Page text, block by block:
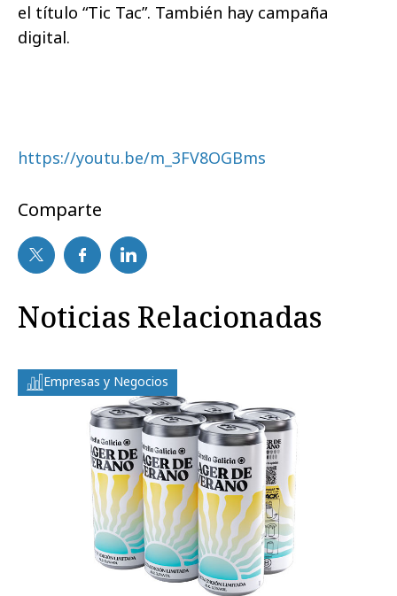
el título “Tic Tac”. También hay campaña
digital.
https://youtu.be/m_3FV8OGBms
Comparte
Noticias Relacionadas
Empresas y Negocios